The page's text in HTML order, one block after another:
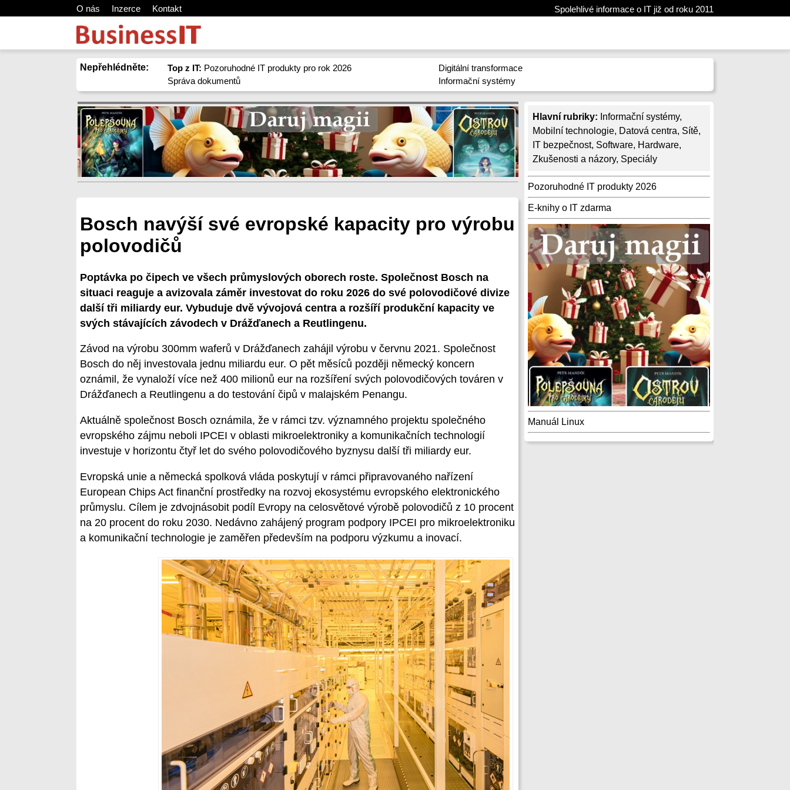
O nás Inzerce Kontakt Spolehlivé informace o IT již od roku 2011
Nepřehlédněte: Top z IT: Pozoruhodné IT produkty pro rok 2026
Správa dokumentů
Digitální transformace
Informační systémy
Hlavní rubriky: Informační systémy,
Mobilní technologie, Datová centra, Sítě,
IT bezpečnost, Software, Hardware,
Zkušenosti a názory, Speciály
Pozoruhodné IT produkty 2026
E-knihy o IT zdarma
Manuál Linux
Bosch navýší své evropské kapacity pro výrobu
polovodičů
Poptávka po čipech ve všech průmyslových oborech roste. Společnost Bosch na
situaci reaguje a avizovala záměr investovat do roku 2026 do své polovodičové divize
další tři miliardy eur. Vybuduje dvě vývojová centra a rozšíří produkční kapacity ve
svých stávajících závodech v Drážďanech a Reutlingenu.
Závod na výrobu 300mm waferů v Drážďanech zahájil výrobu v červnu 2021. Společnost
Bosch do něj investovala jednu miliardu eur. O pět měsíců později německý koncern
oznámil, že vynaloží více než 400 milionů eur na rozšíření svých polovodičových továren v
Drážďanech a Reutlingenu a do testování čipů v malajském Penangu.
Aktuálně společnost Bosch oznámila, že v rámci tzv. významného projektu společného
evropského zájmu neboli IPCEI v oblasti mikroelektroniky a komunikačních technologií
investuje v horizontu čtyř let do svého polovodičového byznysu další tři miliardy eur.
Evropská unie a německá spolková vláda poskytují v rámci připravovaného nařízení
European Chips Act finanční prostředky na rozvoj ekosystému evropského elektronického
průmyslu. Cílem je zdvojnásobit podíl Evropy na celosvětové výrobě polovodičů z 10 procent
na 20 procent do roku 2030. Nedávno zahájený program podpory IPCEI pro mikroelektroniku
a komunikační technologie je zaměřen především na podporu výzkumu a inovací.